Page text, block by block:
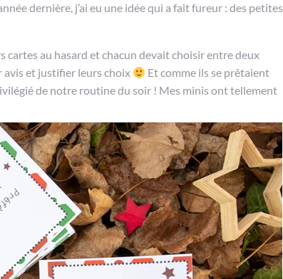
dernière, j’ai eu une idée qui a fait fureur : des petites
cartes au hasard et chacun devait choisir entre deux
avis et justifier leurs choix
Et comme ils se prêtaient
de notre routine du soir ! Mes minis ont tellement